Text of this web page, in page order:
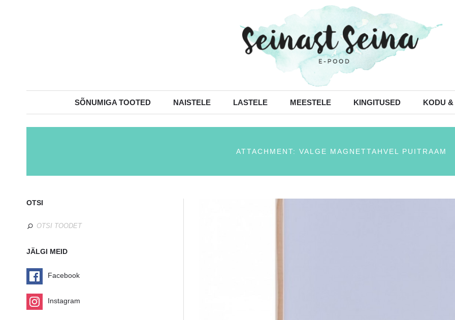
SÕNUMIGA TOOTED NAISTELE LASTELE MEESTELE KINGITUSED KODU &
ATTACHMENT: VALGE MAGNETTAHVEL PUITRAAM
OTSI
JÄLGI MEID
Facebook
Instagram